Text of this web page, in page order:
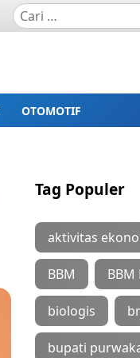
OTOMOTIF
Tag Populer
aktivitas
BBM
biologis
bupati